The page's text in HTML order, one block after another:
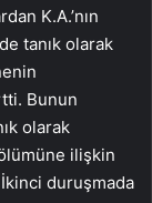
K.A.’nın
tanık olarak
Bunun
olarak
ilişkin
duruşmada